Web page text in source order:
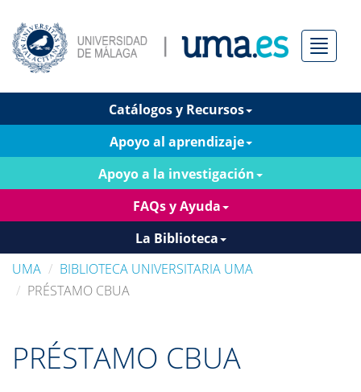
Menú
Catálogos y Recursos
Apoyo al aprendizaje
Apoyo a la investigación
FAQs y Ayuda
La Biblioteca
UMA
BIBLIOTECA UNIVERSITARIA UMA
PRÉSTAMO CBUA
PRÉSTAMO CBUA